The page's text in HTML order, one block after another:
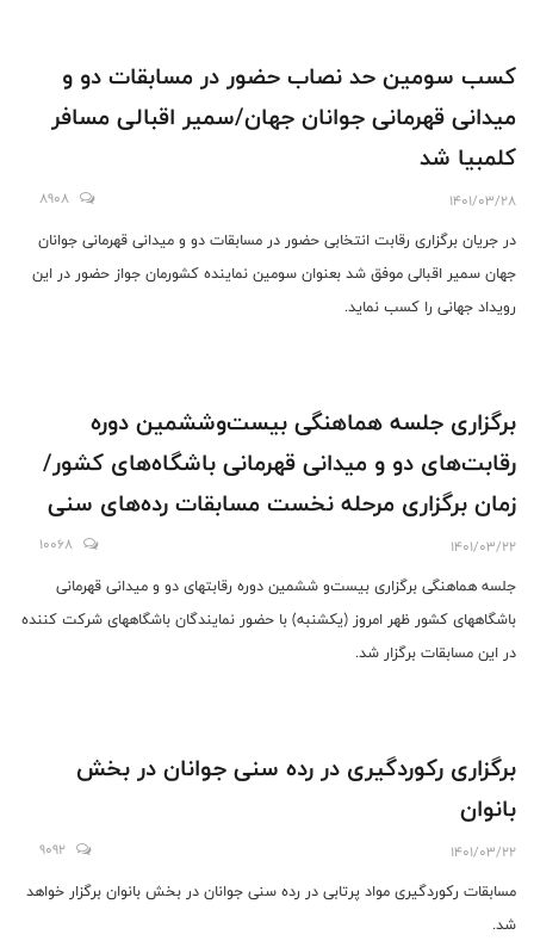
کسب سومین حد نصاب حضور در مسابقات دو و
میدانی قهرمانی جوانان جهان/سمیر اقبالی مسافر
کلمبیا شد
1401/03/28
8908
در جریان برگزاری رقابت انتخابی حضور در مسابقات دو و میدانی قهرمانی جوانان
جهان سمیر اقبالی موفق شد بعنوان سومین نماینده کشورمان جواز حضور در این
رویداد جهانی را کسب نماید.
برگزاری جلسه هماهنگی بیست‌‌وششمین دوره
رقابت‌های دو و میدانی قهرمانی باشگاه‌های کشور/
زمان برگزاری مرحله نخست مسابقات رده‌های سنی
بزرگسالان و جوانان مشخص شد
1401/03/22
10068
جلسه هماهنگی برگزاری بیست‌و ششمین دوره رقابتهای دو و میدانی قهرمانی
باشگاههای کشور ظهر امروز (یکشنبه) با حضور نمایندگان باشگاههای شرکت کننده
در این مسابقات برگزار شد.
برگزاری رکوردگیری در رده‌ سنی جوانان در بخش
بانوان
1401/03/22
9092
مسابقات رکوردگیری مواد پرتابی در رده سنی جوانان در بخش بانوان برگزار خواهد
شد.